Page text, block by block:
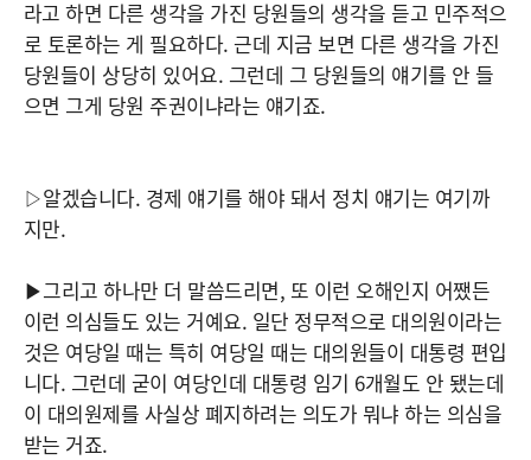
라고 하면 다른 생각을 가진 당원들의 생각을 듣고 민주적으
로 토론하는 게 필요하다. 근데 지금 보면 다른 생각을 가진
당원들이 상당히 있어요. 그런데 그 당원들의 얘기를 안 들
으면 그게 당원 주권이냐라는 얘기죠.
▷알겠습니다. 경제 얘기를 해야 돼서 정치 얘기는 여기까
지만.
▶그리고 하나만 더 말씀드리면, 또 이런 오해인지 어쨌든
이런 의심들도 있는 거예요. 일단 정무적으로 대의원이라는
것은 여당일 때는 특히 여당일 때는 대의원들이 대통령 편입
니다. 그런데 굳이 여당인데 대통령 임기 6개월도 안 됐는데
이 대의원제를 사실상 폐지하려는 의도가 뭐냐 하는 의심을
받는 거죠.